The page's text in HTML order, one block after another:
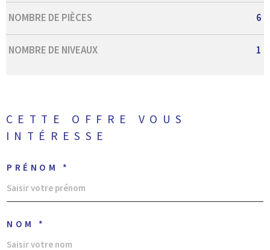
NOMBRE DE PIÈCES 6
NOMBRE DE NIVEAUX 1
CETTE OFFRE
VOUS
INTÉRESSE
PRÉNOM *
NOM *